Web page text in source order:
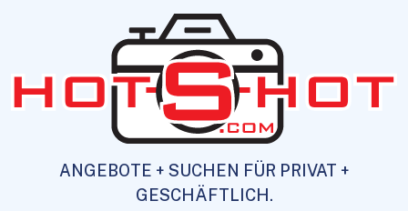
ANGEBOTE + SUCHEN FÜR PRIVAT +
GESCHÄFTLICH.